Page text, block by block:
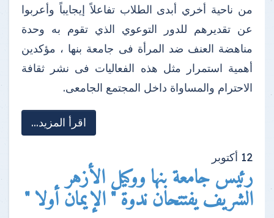
من ناحية أخري أبدى الطلاب تفاعلاً إيجايباً وأعربوا
عن تقديرهم للدور التوعوي الذي تقوم به وحدة
مناهضة العنف ضد المرأة فى جامعة بنها ، مؤكدين
أهمية استمرار مثل هذه الفعاليات فى نشر ثقافة
الاحترام والمساواة داخل المجتمع الجامعى.
اقرأ المزيد...
12 أكتوبر
رئيس جامعة بنها ووكيل الأزهر
الشريف يفتتحان ندوة " الإيمان أولا "